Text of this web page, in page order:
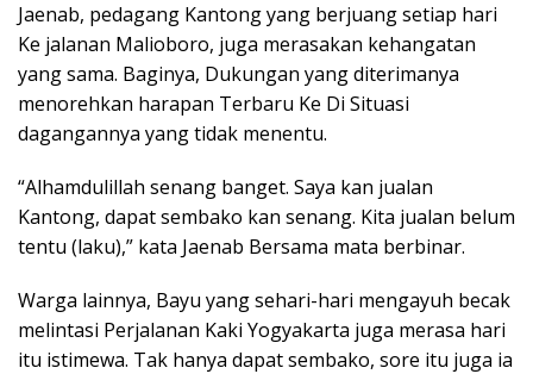
Jaenab, pedagang Kantong yang berjuang setiap hari
Ke jalanan Malioboro, juga merasakan kehangatan
yang sama. Baginya, Dukungan yang diterimanya
menorehkan harapan Terbaru Ke Di Situasi
dagangannya yang tidak menentu.
“Alhamdulillah senang banget. Saya kan jualan
Kantong, dapat sembako kan senang. Kita jualan belum
tentu (laku),” kata Jaenab Bersama mata berbinar.
Warga lainnya, Bayu yang sehari-hari mengayuh becak
melintasi Perjalanan Kaki Yogyakarta juga merasa hari
itu istimewa. Tak hanya dapat sembako, sore itu juga ia